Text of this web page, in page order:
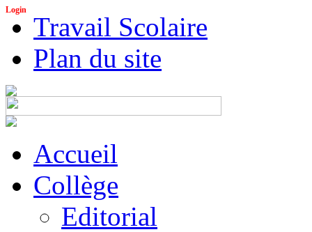
Login
Travail Scolaire
Plan du site
Accueil
Collège
Editorial